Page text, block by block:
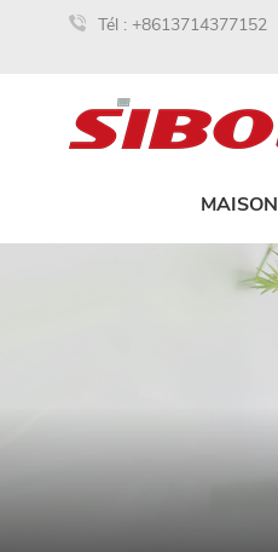
Tél : +8613714377152
MAISON